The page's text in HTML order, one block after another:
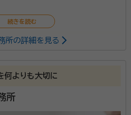
みたけど・・・ ・相続人がたくさ
・遺言書の書き方がわからな
いだ家と土地の名義変更をしたい
所の詳細を見る
何よりも大切に
所